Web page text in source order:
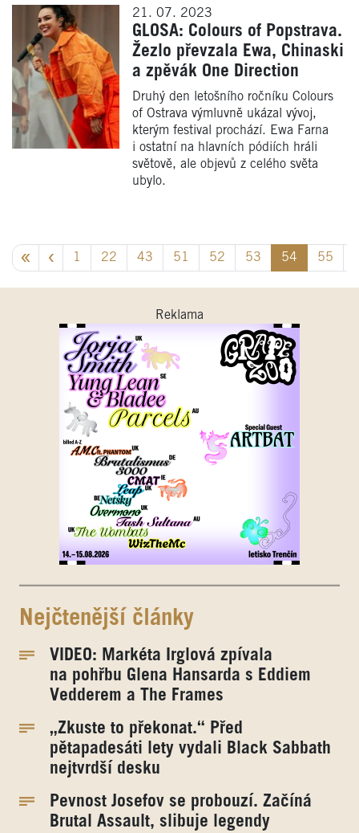
21. 07. 2023
GLOSA: Colours of Popstrava.
Žezlo převzala Ewa, Chinaski
a zpěvák One Direction
Druhý den letošního ročníku Colours
of Ostrava výmluvně ukázal vývoj,
kterým festival prochází. Ewa Farna
i ostatní na hlavních pódiích hráli
světově, ale objevů z celého světa
ubylo.
1 22 43 51 52 53 54 55
Reklama
Nejčtenější články
VIDEO: Markéta Irglová zpívala
na pohřbu Glena Hansarda s Eddiem
Vedderem a The Frames
„Zkuste to překonat.“ Před
pětapadesáti lety vydali Black Sabbath
nejtvrdší desku
Pevnost Josefov se probouzí. Začíná
Brutal Assault, slibuje legendy